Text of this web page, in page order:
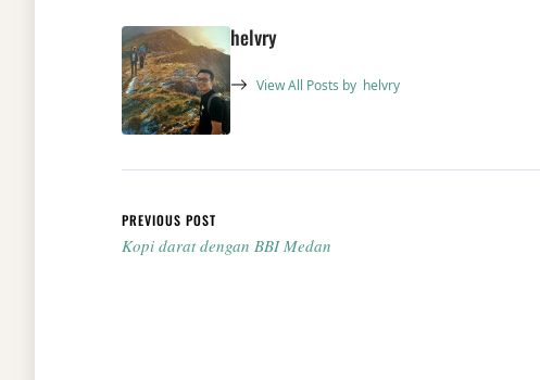
helvry
View All Posts by helvry
Post navigation
PREVIOUS POST
Kopi darat dengan BBI Medan